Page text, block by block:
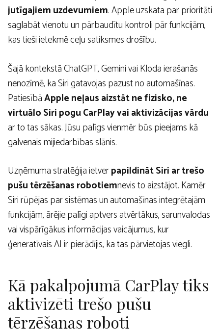
jutīgajiem uzdevumiem. Apple uzskata par prioritāti
saglabāt vienotu un pārbaudītu kontroli pār funkcijām,
kas tieši ietekmē ceļu satiksmes drošību.
Šajā kontekstā ChatGPT, Gemini vai Kloda ierašanās
nenozīmē, ka Siri gatavojas pazust no automašīnas.
PatiesībāApple neļaus aizstāt ne fizisko, ne
virtuālo Siri pogu CarPlay vai aktivizācijas vārdu
ar to tas sākas. Jūsu palīgs vienmēr būs pieejams kā
galvenais mijiedarbības slānis.
Uzņēmuma stratēģija ietverpapildināt Siri ar trešo
pušu tērzēšanas robotiemnevis to aizstājot. Kamēr
Siri rūpējas par sistēmas un automašīnas integrētajām
funkcijām, ārējie palīgi aptvers atvērtākus, sarunvalodas
vai vispārīgākus informācijas vaicājumus, kur
ģeneratīvais AI ir pierādījis, ka tas pārvietojas viegli.
Kā pakalpojumā CarPlay tiks
aktivizēti trešo pušu
tērzēšanas roboti